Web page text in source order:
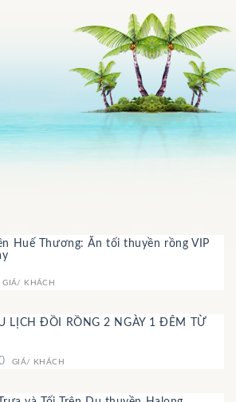
Huế Thương: Ăn tối thuyền rồng VIP
GIÁ/ KHÁCH
LỊCH ĐỒI RỒNG 2 NGÀY 1 ĐÊM TỪ
GIÁ/ KHÁCH